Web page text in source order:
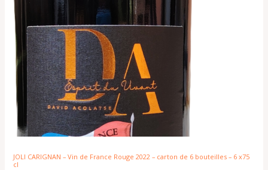
JOLI CARIGNAN – Vin de France Rouge 2022 – carton de 6 bouteilles – 6 x75
cl